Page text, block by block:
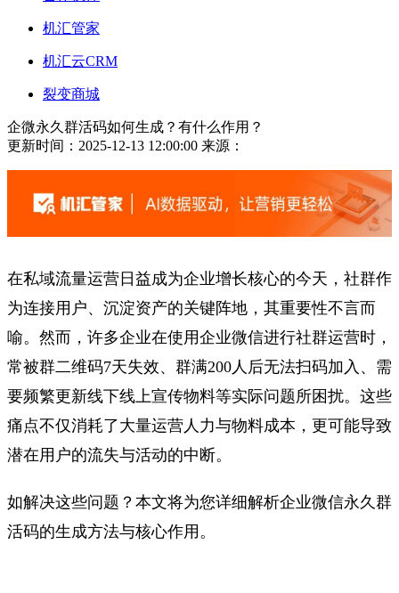
机汇管家
机汇云CRM
裂变商城
企微永久群活码如何生成？有什么作用？
更新时间：2025-12-13 12:00:00 来源：
在私域流量运营日益成为企业增长核心的今天，社群作
为连接用户、沉淀资产的关键阵地，其重要性不言而
喻。然而，许多企业在使用企业微信进行社群运营时，
常被群二维码7天失效、群满200人后无法扫码加入、需
要频繁更新线下线上宣传物料等实际问题所困扰。这些
痛点不仅消耗了大量运营人力与物料成本，更可能导致
潜在用户的流失与活动的中断。
如解决这些问题？本文将为您详细解析企业微信永久群
活码的生成方法与核心作用。